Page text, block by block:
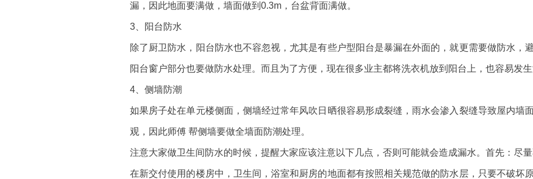
漏，因此地面要满做，墙面做到0.3m，台盆背面满做。
3、阳台防水
除了厨卫防水，阳台防水也不容忽视，尤其是有些户型阳台是暴漏在外面的，就更需要做防水，
阳台窗户部分也要做防水处理。而且为了方便，现在很多业主都将洗衣机放到阳台上，也容易发生
4、侧墙防潮
如果房子处在单元楼侧面，侧墙经过常年风吹日晒很容易形成裂缝，雨水会渗入裂缝导致屋内墙
观，因此师傅 帮侧墙要做全墙面防潮处理。
注意大家做卫生间防水的时候，提醒大家应该注意以下几点，否则可能就会造成漏水。首先：尽
在新交付使用的楼房中，卫生间，浴室和厨房的地面都有按照相关规范做的防水层，只要不破坏